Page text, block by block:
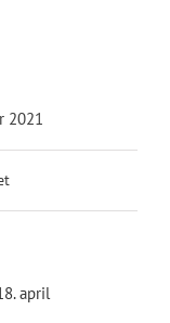
2021
til
Indebold
april